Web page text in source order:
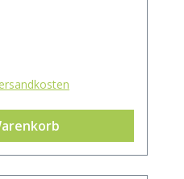
sich die Partikel
Durch die zwei
auf dem
ca.